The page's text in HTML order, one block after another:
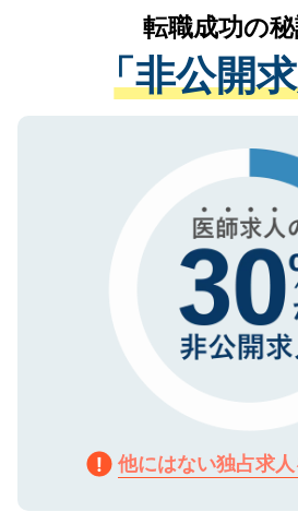
は、個人情報の取り扱い
管理基準を満たした事業
る、プライバシーマーク
ご登録いただいた個人情
で、機密保持に関しても
かがいして、現在の医療
経験をまじえながら、適
させていただきます。す
ない方には、長期的なサ
ので、まずはご登録くだ
転職成功の
「非公開
他にはない独占求